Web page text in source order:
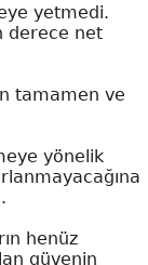
yetmedi.
derece net
tamamen ve
yönelik
henüz
güvenin